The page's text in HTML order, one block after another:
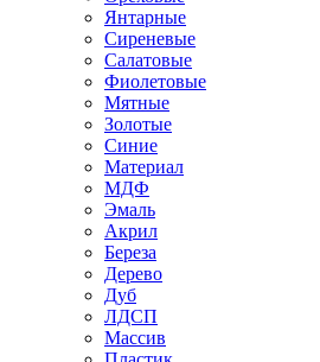
Янтарные
Сиреневые
Салатовые
Фиолетовые
Мятные
Золотые
Синие
Материал
МДФ
Эмаль
Акрил
Береза
Дерево
Дуб
ЛДСП
Массив